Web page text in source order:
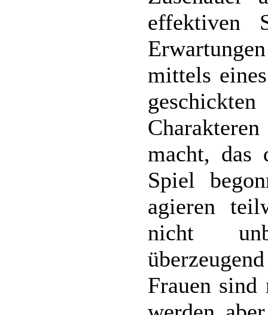
effektiven
mittels
macht, das
Spiel
agieren
nicht
Frauen